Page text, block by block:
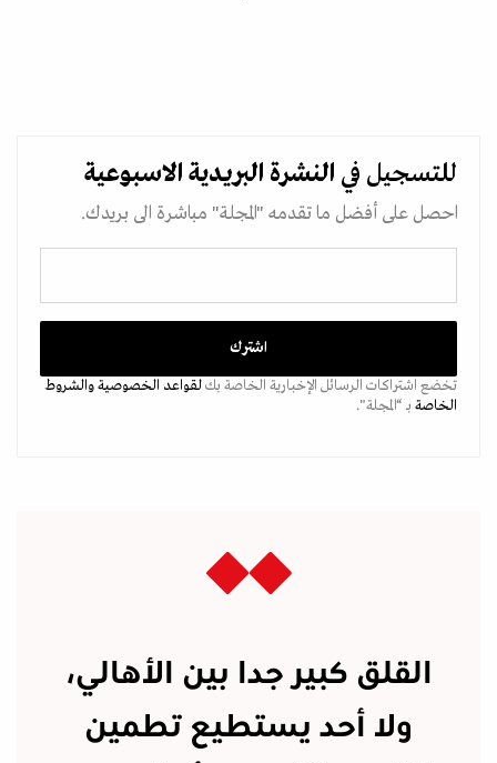
للتسجيل في النشرة البريدية الاسبوعية
احصل على أفضل ما تقدمه "المجلة" مباشرة الى بريدك.
تخضع اشتراكات الرسائل الإخبارية الخاصة بكلقواعد الخصوصيةوالشروط
الخاصة بـ “المجلة".
القلق كبير جدا بين الأهالي،
ولا أحد يستطيع تطمين